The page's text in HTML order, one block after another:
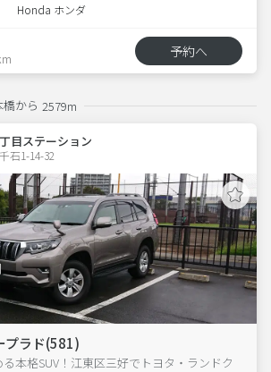
Honda ホンダ
予約へ
から 2579m
目ステーション
石1-14-32
プラド(581)
本格SUV！江東区三好でトヨタ・ランドク